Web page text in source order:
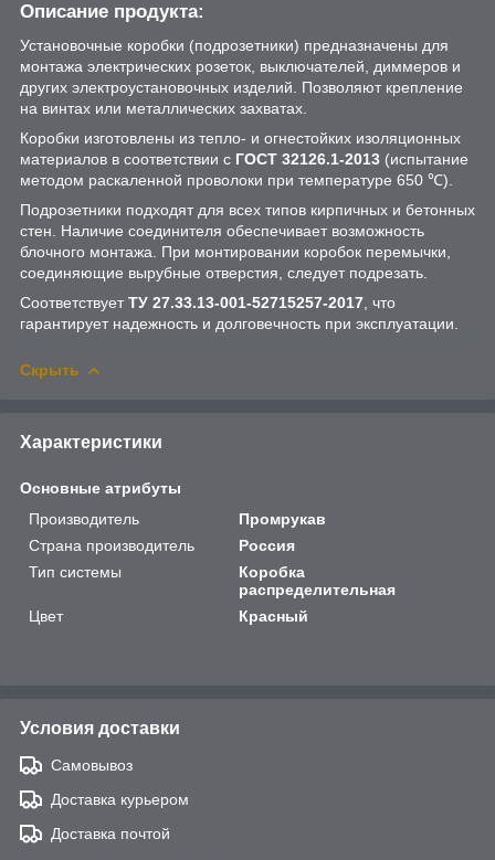
Описание продукта:
Установочные коробки (подрозетники) предназначены для
монтажа электрических розеток, выключателей, диммеров и
других электроустановочных изделий. Позволяют крепление
на винтах или металлических захватах.
Коробки изготовлены из тепло- и огнестойких изоляционных
материалов в соответствии с ГОСТ 32126.1-2013 (испытание
методом раскаленной проволоки при температуре 650 ℃).
Подрозетники подходят для всех типов кирпичных и бетонных
стен. Наличие соединителя обеспечивает возможность
блочного монтажа. При монтировании коробок перемычки,
соединяющие вырубные отверстия, следует подрезать.
СоответствуетТУ 27.33.13-001-52715257-2017 , что
гарантирует надежность и долговечность при эксплуатации.
Скрыть
Характеристики
Основные атрибуты
Производитель
Промрукав
Страна производитель
Россия
Тип системы
Коробка
распределительная
Цвет
Красный
Условия доставки
Самовывоз
Доставка курьером
Доставка почтой